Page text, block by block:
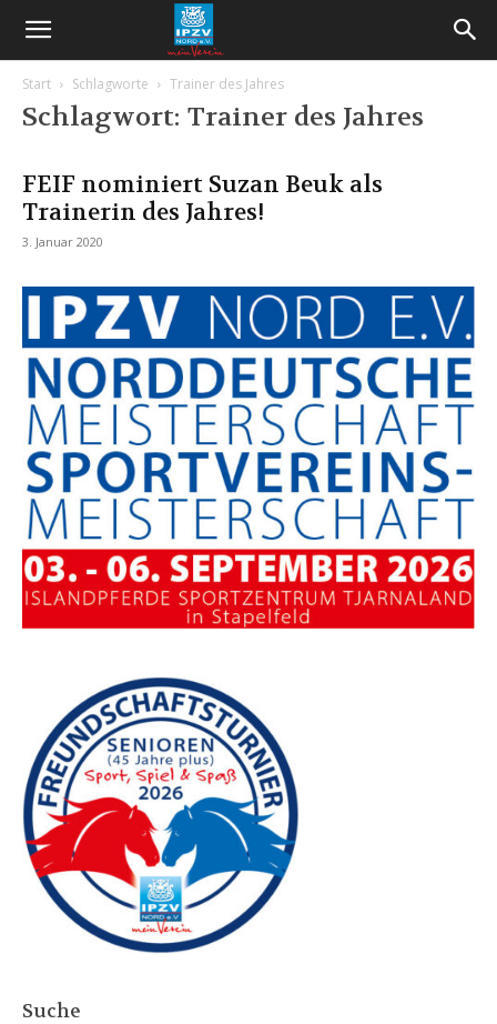
Start Schlagworte Trainer des Jahres
Schlagwort: Trainer des Jahres
FEIF nominiert Suzan Beuk als
Trainerin des Jahres!
3. Januar 2020
Suche